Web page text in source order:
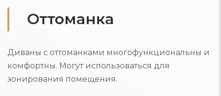
Оттоманка
Диваны с оттоманками многофункциональны и
комфортны. Могут использоваться для
зонирования помещения.